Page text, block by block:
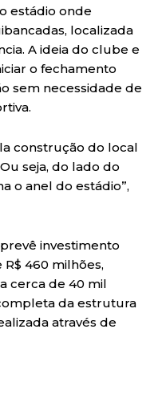
estádio onde
localizada
A ideia do clube e
o fechamento
sem necessidade de
construção do local
seja, do lado do
o anel do estádio”,
investimento
460 milhões,
cerca de 40 mil
da estrutura
através de